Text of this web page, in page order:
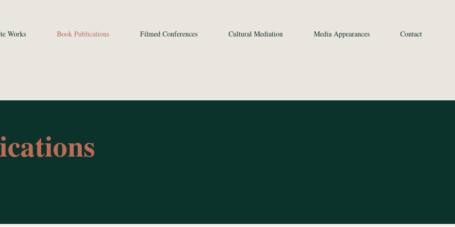
Works Book Publications Filmed Conferences Cultural Mediation Media Appearances Contact